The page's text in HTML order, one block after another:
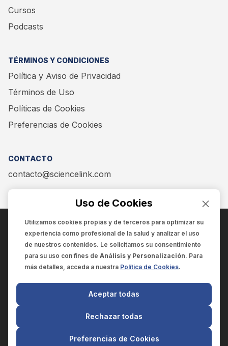
Cursos
Podcasts
TÉRMINOS Y CONDICIONES
Política y Aviso de Privacidad
Términos de Uso
Políticas de Cookies
Preferencias de Cookies
CONTACTO
contacto@sciencelink.com
ENCUÉNTRANOS EN:
SCIENCELINK
SCILINK COMUNICACIÓN CIENTÍFICA SC
El contenido y la información de este sitio web es exclusivo
para profesionales de la salud.
Uso de Cookies
Utilizamos cookies propias y de terceros para optimizar su
experiencia como profesional de la salud y analizar el uso
de nuestros contenidos. Le solicitamos su consentimiento
para su uso con fines de Análisis y Personalización. Para
más detalles, acceda a nuestra Política de Cookies.
Preferencias de Cookies
Rechazar todas
Aceptar todas